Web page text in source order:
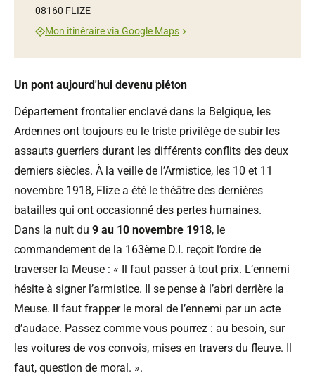
Un pont aujourd'hui devenu piéton
Département frontalier enclavé dans la Belgique, les
Ardennes ont toujours eu le triste privilège de subir les
assauts guerriers durant les différents conflits des deux
derniers siècles. À la veille de l’Armistice, les 10 et 11
novembre 1918, Flize a été le théâtre des dernières
batailles qui ont occasionné des pertes humaines.
Dans la nuit du 9 au 10 novembre 1918, le
commandement de la 163ème D.I. reçoit l’ordre de
traverser la Meuse : « Il faut passer à tout prix. L’ennemi
hésite à signer l’armistice. Il se pense à l’abri derrière la
Meuse. Il faut frapper le moral de l’ennemi par un acte
d’audace. Passez comme vous pourrez : au besoin, sur
les voitures de vos convois, mises en travers du fleuve. Il
faut, question de moral. ».
08160 FLIZE
Mon itinéraire via Google Maps